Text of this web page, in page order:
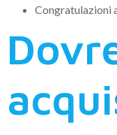
Congratulazioni